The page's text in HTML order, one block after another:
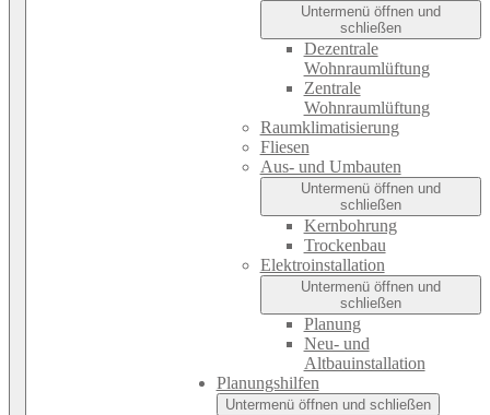
Untermenü öffnen und
schließen
Dezentrale
Wohnraumlüftung
Zentrale
Wohnraumlüftung
Raumklimatisierung
Fliesen
Aus- und Umbauten
Untermenü öffnen und
schließen
Kernbohrung
Trockenbau
Elektroinstallation
Untermenü öffnen und
schließen
Planung
Neu- und
Altbauinstallation
Planungshilfen
Untermenü öffnen und schließen